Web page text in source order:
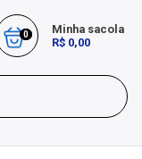
0
Minha sacola
R$ 0,00